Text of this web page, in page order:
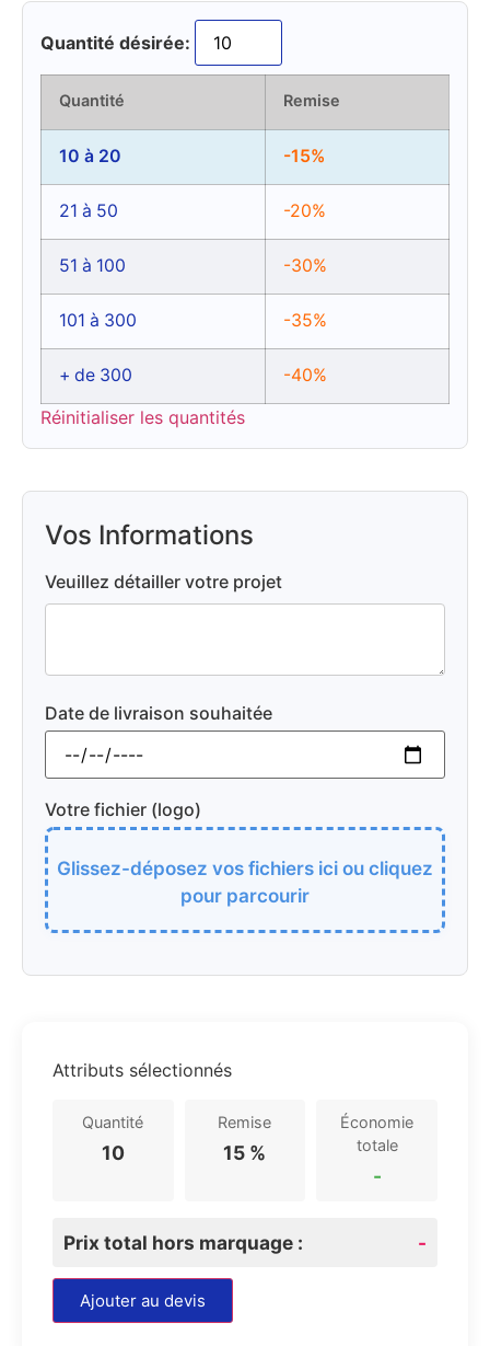
Quantité désirée:
Quantité Remise
10 à 20 -15%
21 à 50 -20%
51 à 100 -30%
101 à 300 -35%
+ de 300 -40%
Réinitialiser les quantités
Vos Informations
Veuillez détailler votre projet
Date de livraison souhaitée
Votre fichier (logo)
Glissez-déposez vos fichiers ici ou cliquez
pour parcourir
Attributs sélectionnés
Quantité
10
Remise
15 %
Économie
totale
-
Prix total hors marquage : -
Ajouter au devis